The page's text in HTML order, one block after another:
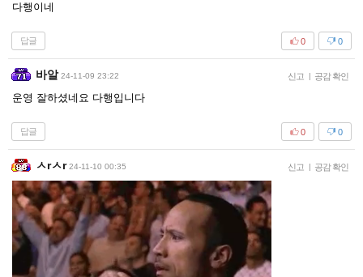
다행이네
답글 0
0
바알 24-11-09 23:22 신고 | 공감 확인
운영 잘하셨네요 다행입니다
답글 0
0
ㅅrㅅr 24-11-10 00:35 신고 | 공감 확인